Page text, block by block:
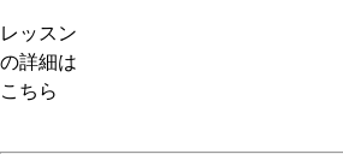
レッスン
の詳細は
こちら